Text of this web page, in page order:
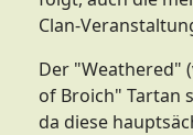
Clan-
Der "Weathered"
of Broich" Tartan
da diese